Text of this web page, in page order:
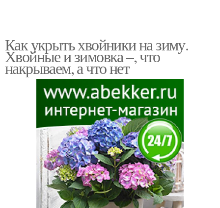
Как укрыть хвойники на зиму.
Хвойные и зимовка –, что
накрываем, а что нет